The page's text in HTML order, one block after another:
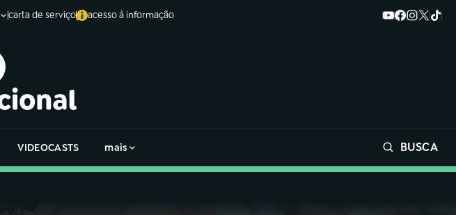
carta de serviço acesso à informação
VIDEOCASTS mais BUSCA